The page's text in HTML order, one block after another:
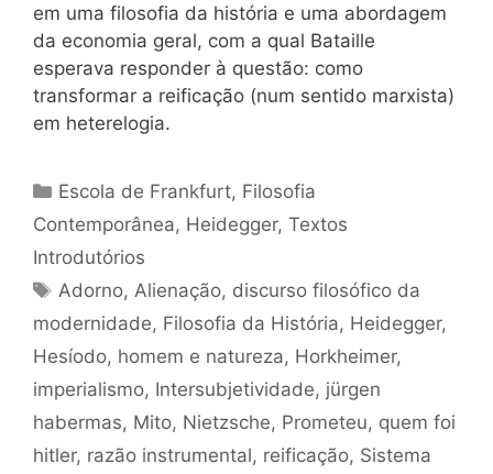
em uma filosofia da história e uma abordagem
da economia geral, com a qual Bataille
esperava responder à questão: como
transformar a reificação (num sentido marxista)
em heterelogia.
Categorias
Escola de Frankfurt, Filosofia
Contemporânea, Heidegger, Textos
Introdutórios
Tags
Adorno, Alienação, discurso filosófico da
modernidade, Filosofia da História, Heidegger,
Hesíodo, homem e natureza, Horkheimer,
imperialismo, Intersubjetividade, jürgen
habermas, Mito, Nietzsche, Prometeu, quem foi
hitler, razão instrumental, reificação, Sistema